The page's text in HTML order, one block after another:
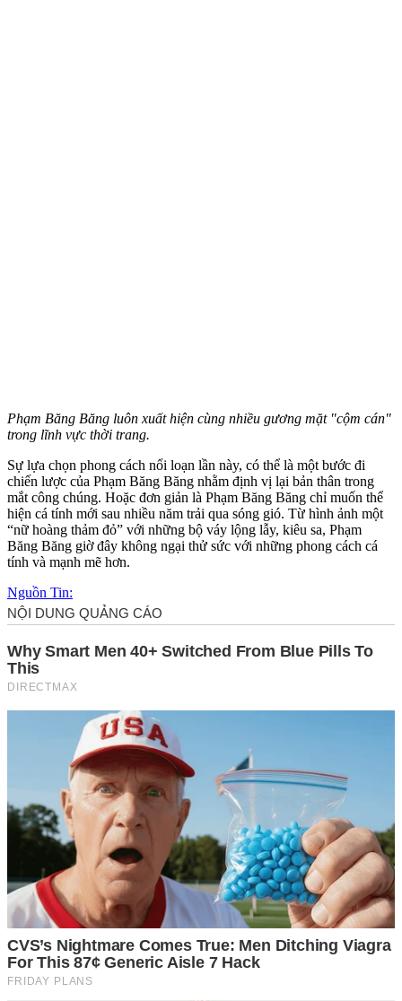
Phạm Băng Băng luôn xuất hiện cùng nhiều gương mặt "cộm cán"
trong lĩnh vực thời trang.
Sự lựa chọn phong cách nổi loạn lần này, có thể là một bước đi
chiến lược của Phạm Băng Băng nhằm định vị lại bản thân trong
mắt công chúng. Hoặc đơn giản là Phạm Băng Băng chỉ muốn thể
hiện cá tính mới sau nhiều năm trải qua sóng gió. Từ hình ảnh một
“nữ hoàng thảm đỏ” với những bộ váy lộng lẫy, kiêu sa, Phạm
Băng Băng giờ đây không ngại thử sức với những phong cách cá
tính và mạnh mẽ hơn.
Nguồn Tin: